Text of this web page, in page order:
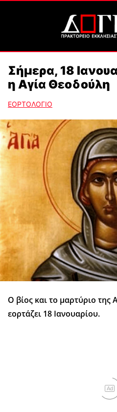
Σήμερα, 18
η Αγία Θεοδούλη
ΕΟΡΤΟΛΟΓΙΟ
Ο βίος και το μαρτύριο
εορτάζει 18 Ιανουαρίου.
Ad